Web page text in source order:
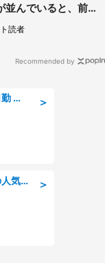
並んでいると、前の
読者
Recommended by
＞
事務/PC・データ入力/営業事務 日勤 土日休み 船舶用のエンジンを扱う会社 総合事務
＞
梱包・仕分け・検品/美濃加茂市の人気求人仕分け/高時給/長期休暇充実